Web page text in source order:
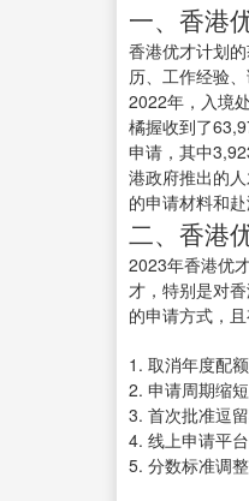
一、香港
香港优才计划
历、工作经验
2022年，入境
橘握收到了
申请，其中
港政府推出的
的申请材料和
二、香港
2023年香港优
才，特别是对
的申请方式，
1. 取消年度配
2. 申请周期缩
3. 首次批准逗
4. 线上申请平
5. 分数标准调